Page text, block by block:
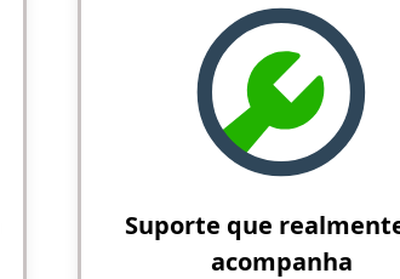
Suporte que
acompanha